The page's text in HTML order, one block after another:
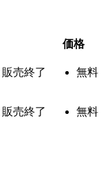
価格
販売終了 無料
販売終了 無料